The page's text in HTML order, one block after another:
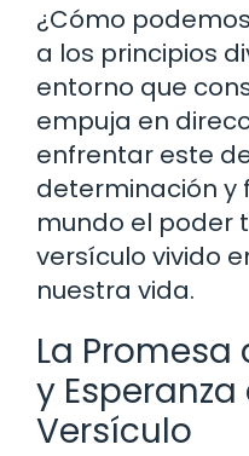
¿Cómo
a los principios
entorno que
empuja en
enfrentar este
determinación y
mundo el poder
versículo vivido
nuestra vida.
La Promesa
y
Versículo